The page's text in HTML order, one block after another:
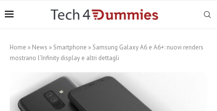
Home » News » Smartphone » Samsung Galaxy A6 e A6+: nuovi renders
mostrano l’Infinity display e altri dettagli